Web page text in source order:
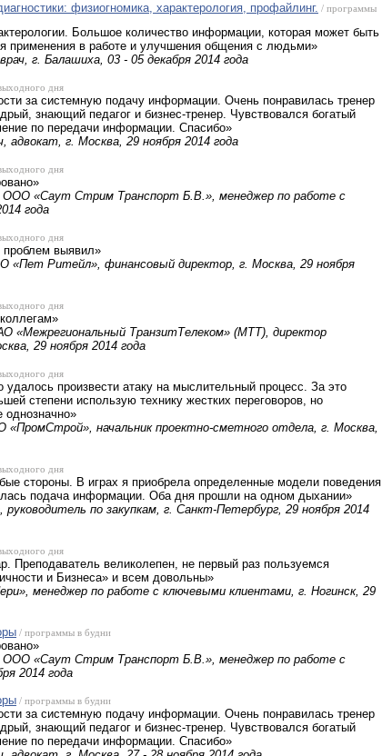
физиогномика, характерология, профайлинг. / программы
Большое количество информации, которая может быть
применения в работе и улучшения общения с людьми»
г. Балашиха, 03 - 05 декабря 2014 года
дня
за системную подачу информации. Очень понравилась тренер
знающий педагог и бизнес-тренер. Чувствовался богатый
по передачи информации. Спасибо»
адвокат, г. Москва, 29 ноября 2014 года
дня
ООО «Саут Стрим Транспорт Б.В.», менеджер по работе с
года
дня
выявил»
«Пет Ритейл», финансовый директор, г. Москва, 29 ноября
дня
«Межрегиональный ТранзитТелеком» (МТТ), директор
29 ноября 2014 года
дня
произвести атаку на мыслительный процесс. За это
степени использую технику жестких переговоров, но
однозначно»
начальник проектно-сметного отдела, г. Москва,
дня
стороны. В играх я приобрела определенные модели поведения
подача информации. Оба дня прошли на одном дыхании»
руководитель по закупкам, г. Санкт-Петербург, 29 ноября 2014
дня
Преподаватель великолепен, не первый раз пользуемся
и Бизнеса» и всем довольны»
менеджер по работе с ключевыми клиентами, г. Ногинск, 29
/ программы в будни
ООО «Саут Стрим Транспорт Б.В.», менеджер по работе с
2014 года
/ программы в будни
за системную подачу информации. Очень понравилась тренер
знающий педагог и бизнес-тренер. Чувствовался богатый
по передачи информации. Спасибо»